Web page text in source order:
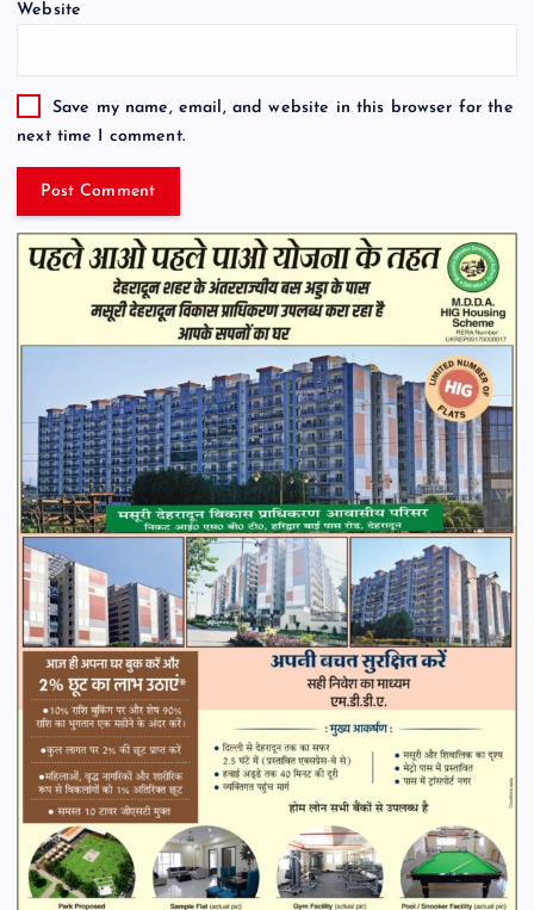
Website
Save my name, email, and website in this browser for the
next time I comment.